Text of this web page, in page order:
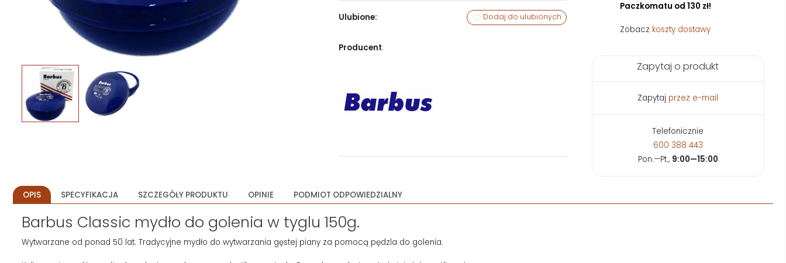
Ulubione: Dodaj do ulubionych
Producent:
Paczkomatu od 130 zł!
Zobacz koszty dostawy
Zapytaj o produkt
Zapytaj przez e-mail
Telefonicznie
600 388 443
Pon.—Pt., 9:00—15:00
OPIS SPECYFIKACJA SZCZEGÓŁY PRODUKTU OPINIE PODMIOT ODPOWIEDZIALNY
Barbus Classic mydło do golenia w tyglu 150g.
Wytwarzane od ponad 50 lat. Tradycyjne mydło do wytwarzania gęstej piany za pomocą pędzla do golenia.